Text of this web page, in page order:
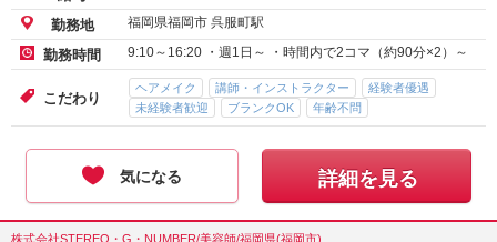
勤務地 福岡県福岡市 呉服町駅
勤務時間 9:10～16:20 ・週1日～ ・時間内で2コマ（約90分×2）～
こだわり
ヘアメイク 講師・インストラクター
経験者優遇
未経験者歓迎
ブランクOK 年齢不問
気になる 詳細を見る
株式会社STEREO・G・NUMBER/美容師/福岡県(福岡市)